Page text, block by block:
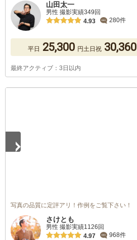
山田太一
男性 撮影実績349回
4.93
280件
平日 25,300 円土日祝 30,360
最終アクティブ：3日以内
写真の品質に定評アリ！作例をご覧下さい！
さけとも
男性 撮影実績1126回
4.97
968件